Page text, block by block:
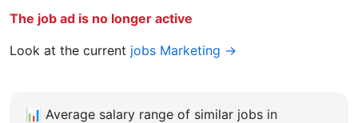
The job ad is no longer active
Look at the current jobs Marketing →
📊 Average salary range of similar jobs in